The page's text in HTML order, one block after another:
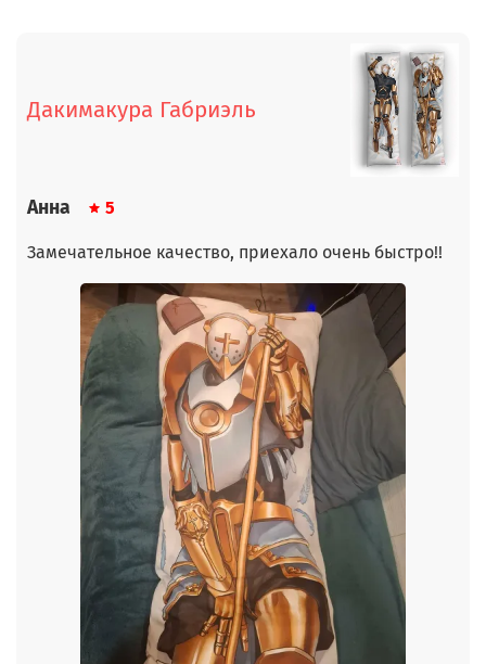
Дакимакура Габриэль
Анна 5
Замечательное качество, приехало очень быстро!!